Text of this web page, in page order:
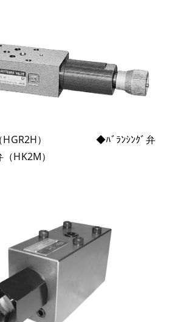
（HGR2H） ◆ﾊﾞﾗﾝｼﾝｸﾞ弁
HK2M）